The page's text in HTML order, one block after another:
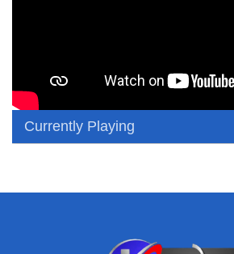
Currently Playing